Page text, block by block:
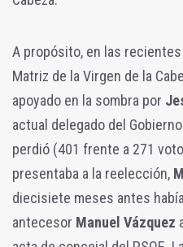
A propósito, en las
Matriz de la Virgen de la
apoyado en la sombra por
actual delegado del
perdió (401 frente a 271
presentaba a la reelección,
diecisiete meses antes
antecesor Manuel Vázquez